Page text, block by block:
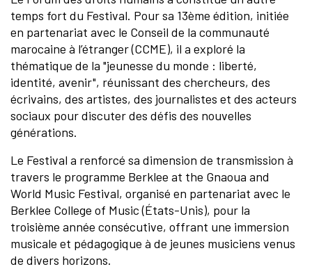
temps fort du Festival. Pour sa 13ème édition, initiée
en partenariat avec le Conseil de la communauté
marocaine à l’étranger (CCME), il a exploré la
thématique de la "jeunesse du monde : liberté,
identité, avenir", réunissant des chercheurs, des
écrivains, des artistes, des journalistes et des acteurs
sociaux pour discuter des défis des nouvelles
générations.
Le Festival a renforcé sa dimension de transmission à
travers le programme Berklee at the Gnaoua and
World Music Festival, organisé en partenariat avec le
Berklee College of Music (États-Unis), pour la
troisième année consécutive, offrant une immersion
musicale et pédagogique à de jeunes musiciens venus
de divers horizons.